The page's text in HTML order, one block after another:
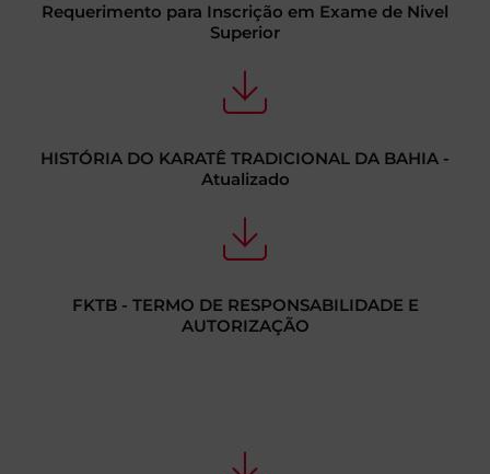
Requerimento para Inscrição em Exame de Nivel
Superior
HISTÓRIA DO KARATÊ TRADICIONAL DA BAHIA -
Atualizado
FKTB - TERMO DE RESPONSABILIDADE E
AUTORIZAÇÃO